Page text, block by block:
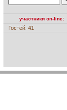
участники on-line:
Гостей: 41